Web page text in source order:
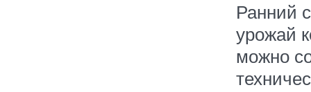
Ранний
урожай
можно